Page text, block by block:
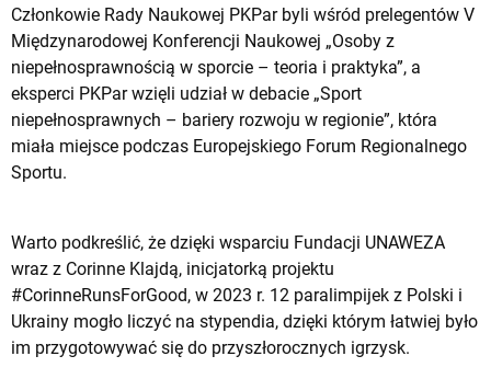
Członkowie Rady Naukowej PKPar byli wśród prelegentów V
Międzynarodowej Konferencji Naukowej „Osoby z
niepełnosprawnością w sporcie – teoria i praktyka”, a
eksperci PKPar wzięli udział w debacie „Sport
niepełnosprawnych – bariery rozwoju w regionie”, która
miała miejsce podczas Europejskiego Forum Regionalnego
Sportu.
Warto podkreślić, że dzięki wsparciu Fundacji UNAWEZA
wraz z Corinne Klajdą, inicjatorką projektu
#CorinneRunsForGood, w 2023 r. 12 paralimpijek z Polski i
Ukrainy mogło liczyć na stypendia, dzięki którym łatwiej było
im przygotowywać się do przyszłorocznych igrzysk.